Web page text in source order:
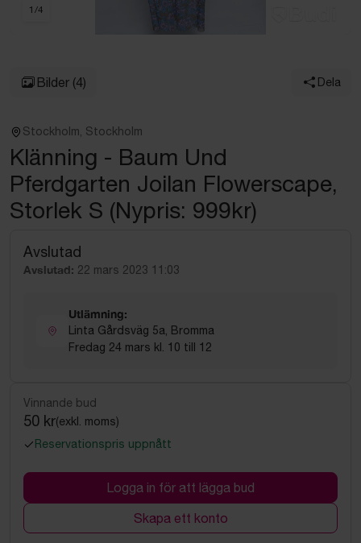
1 /4
Bilder (4) Dela
Stockholm, Stockholm
Klänning - Baum Und
Pferdgarten Joilan Flowerscape,
Storlek S (Nypris: 999kr)
Avslutad
Avslutad: 22 mars 2023 11:03
Utlämning:
Linta Gårdsväg 5a, Bromma
Fredag 24 mars kl. 10 till 12
Vinnande bud
50 kr(exkl. moms)
Reservationspris uppnått
Logga in för att lägga bud
Skapa ett konto